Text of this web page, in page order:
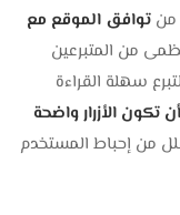
منتوافق الموقع مع
من المتبرعين
سهلة القراءة
تكون الأزرار واضحة
من إحباط المستخدم